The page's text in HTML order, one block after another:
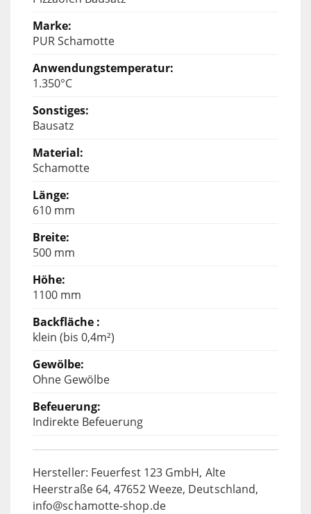
PUR Schamotte
1.350°C
Bausatz
Schamotte
610 mm
500 mm
1100 mm
klein (bis 0,4m²)
Ohne Gewölbe
Indirekte Befeuerung
Hersteller: Feuerfest 123 GmbH, Alte
Heerstraße 64, 47652 Weeze, Deutschland,
info@schamotte-shop.de